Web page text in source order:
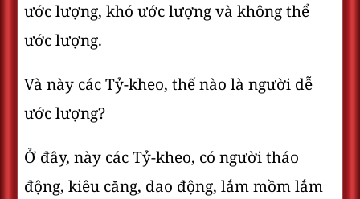
ước lượng, khó ước lượng và không thể
ước lượng.
Và này các Tỷ-kheo, thế nào là người dễ
ước lượng?
Ở đây, này các Tỷ-kheo, có người tháo
động, kiêu căng, dao động, lắm mồm lắm